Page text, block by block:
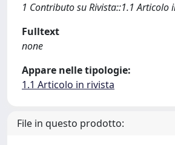
1 Contributo su Rivista::1.1 Articolo
Fulltext
none
Appare nelle tipologie:
1.1 Articolo in rivista
File in questo prodotto: